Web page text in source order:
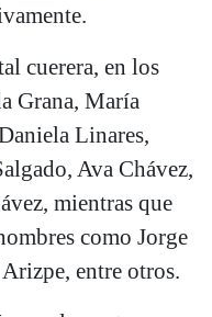
cuerera, en los
Grana, María
Linares,
Ava Chávez,
mientras que
como Jorge
entre otros.